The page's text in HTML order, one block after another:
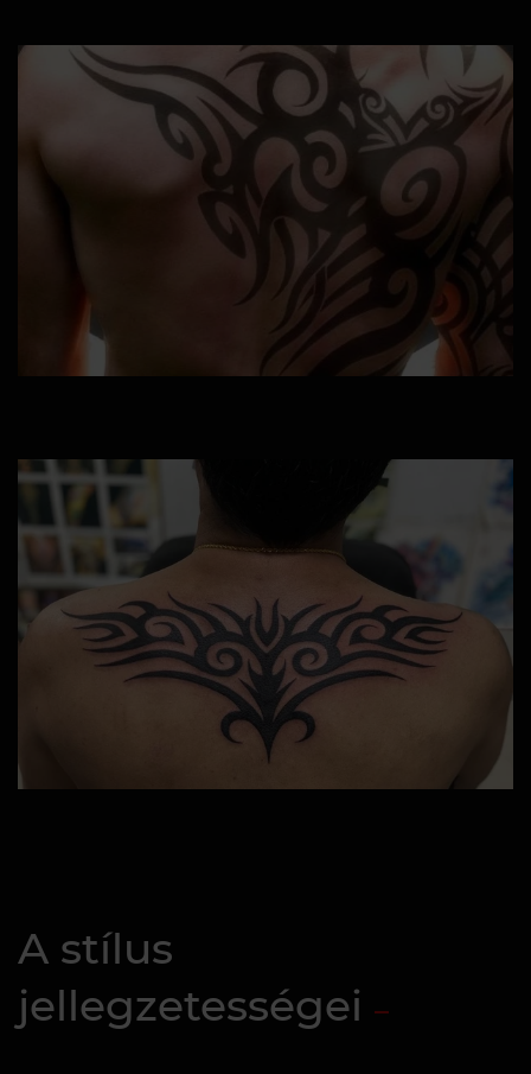
A stílus
jellegzetességei